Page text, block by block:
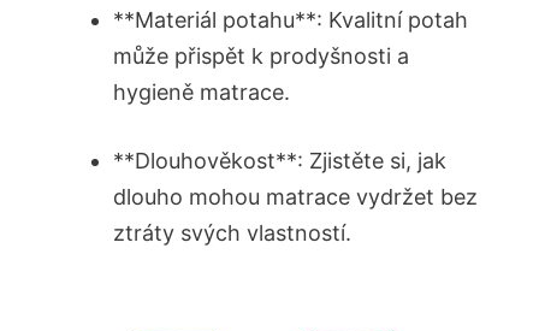
**Materiál potahu**: Kvalitní potah
může přispět k prodyšnosti a
hygieně matrace.
**Dlouhověkost**: Zjistěte si, jak
dlouho mohou matrace vydržet bez
ztráty svých vlastností.